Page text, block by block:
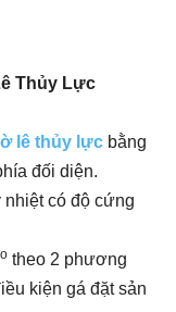
Thủy Lực
lê thủy lực bằng
đối diện.
có độ cứng
o theo 2 phương
kiện gá đặt sản